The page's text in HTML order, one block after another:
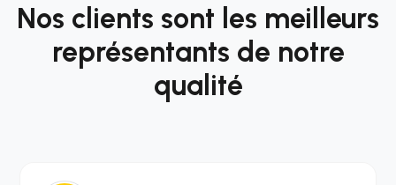
Nos clients sont les meilleurs
représentants de notre
qualité